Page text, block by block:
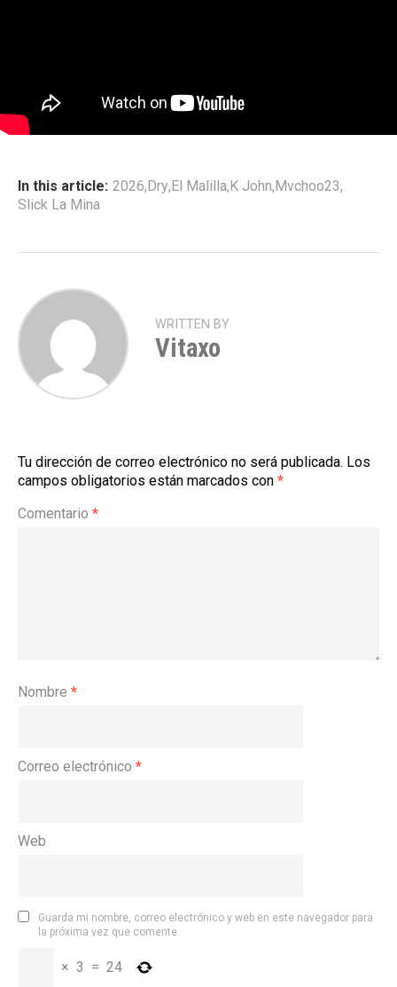
In this article: 2026,Dry,El Malilla,K John,Mvchoo23,
Slick La Mina
WRITTEN BY
Vitaxo
Tu dirección de correo electrónico no será publicada. Los
campos obligatorios están marcados con *
Comentario *
Nombre *
Correo electrónico *
Web
Guarda mi nombre, correo electrónico y web en este navegador para
la próxima vez que comente.
× 3 = 24